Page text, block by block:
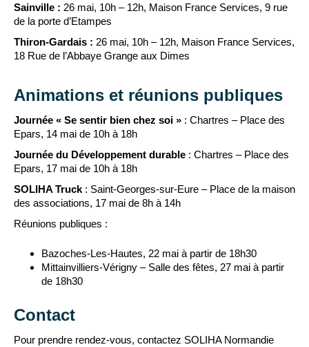
Sainville : 26 mai, 10h – 12h, Maison France Services, 9 rue
de la porte d’Etampes
Thiron-Gardais : 26 mai, 10h – 12h, Maison France Services,
18 Rue de l’Abbaye Grange aux Dimes
Animations et réunions publiques
Journée « Se sentir bien chez soi » : Chartres – Place des
Epars, 14 mai de 10h à 18h
Journée du Développement durable : Chartres – Place des
Epars, 17 mai de 10h à 18h
SOLIHA Truck : Saint-Georges-sur-Eure – Place de la maison
des associations, 17 mai de 8h à 14h
Réunions publiques :
Bazoches-Les-Hautes, 22 mai à partir de 18h30
Mittainvilliers-Vérigny – Salle des fêtes, 27 mai à partir
de 18h30
Contact
Pour prendre rendez-vous, contactez SOLIHA Normandie